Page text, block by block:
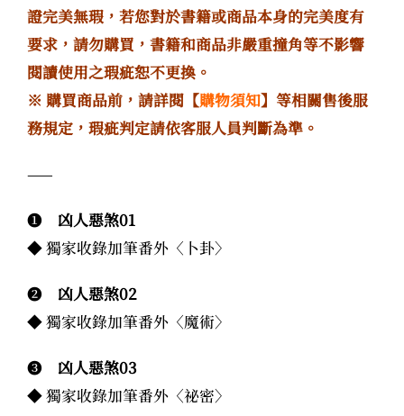
證完美無瑕，若您對於書籍或商品本身的完美度有
要求，請勿購買，書籍和商品非嚴重撞角等不影響
閱讀使用之瑕疵恕不更換。
※ 購買商品前，請詳閱【購物須知】等相關售後服
務規定，瑕疵判定請依客服人員判斷為準。
——
❶
凶人惡煞01
◆ 獨家收錄加筆番外〈卜卦〉
❷
凶人惡煞02
◆ 獨家收錄加筆番外〈魔術〉
❸
凶人惡煞03
◆ 獨家收錄加筆番外〈祕密〉